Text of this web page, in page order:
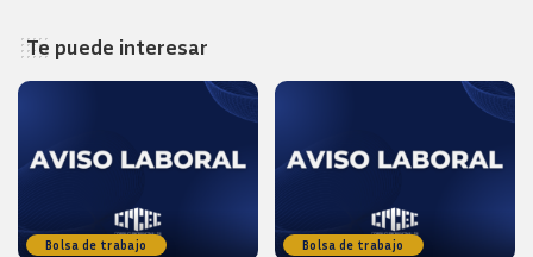
Te puede interesar
Bolsa de trabajo Bolsa de trabajo